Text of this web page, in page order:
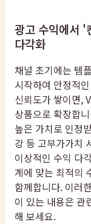
광고 수익에서 '
다각화
채널 초기에는 템
시작하여 안정적
신뢰도가 쌓이면,
상품으로 확장합
높은 가치로 인정
강 등 고부가가치
이상적인 수익 다
계에 맞는 최적의
함께합니다. 이러
이 있는 내용은 관
해 보세요.